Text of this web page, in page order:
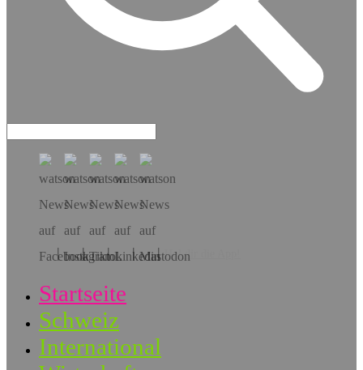
Hol dir die App!
Startseite
Schweiz
International